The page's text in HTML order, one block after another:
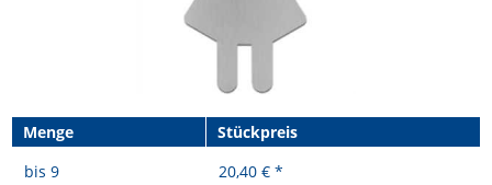
Menge
Stückpreis
bis 9 20,40 € *